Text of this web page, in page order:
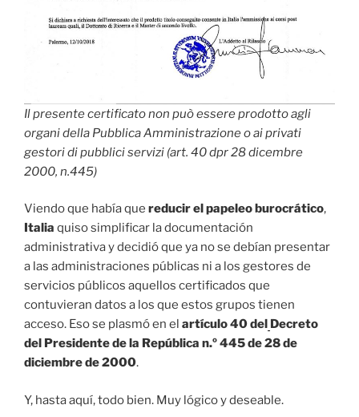
Il presente certificato non può essere prodotto agli
organi della Pubblica Amministrazione o ai privati
gestori di pubblici servizi (art. 40 dpr 28 dicembre
2000, n.445)
Viendo que había que reducir el papeleo burocrático,
Italia quiso simplificar la documentación
administrativa y decidió que ya no se debían presentar
a las administraciones públicas ni a los gestores de
servicios públicos aquellos certificados que
contuvieran datos a los que estos grupos tienen
acceso. Eso se plasmó en el artículo 40 del Decreto
del Presidente de la República n.º 445 de 28 de
diciembre de 2000.
Y, hasta aquí, todo bien. Muy lógico y deseable.